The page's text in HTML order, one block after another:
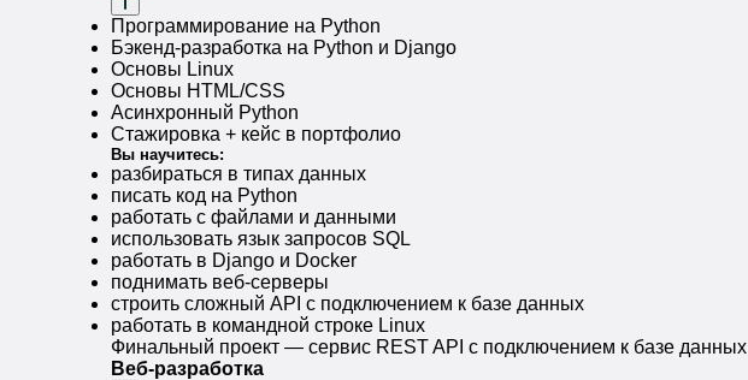
Программирование на Python
Бэкенд-разработка на Python и Django
Основы Linux
Основы HTML/CSS
Асинхронный Python
Стажировка + кейс в портфолио
Вы научитесь:
разбираться в типах данных
писать код на Python
работать с файлами и данными
использовать язык запросов SQL
работать в Django и Docker
поднимать веб-серверы
строить сложный API с подключением к базе данных
работать в командной строке Linux
Финальный проект — сервис REST API с подключением к базе данных
Веб-разработка